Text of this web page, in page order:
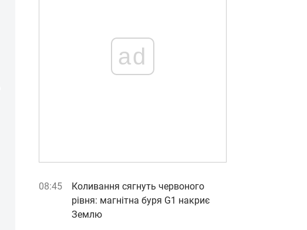
ad
08:45
Коливання сягнуть червоного
рівня: магнітна буря G1 накриє
Землю